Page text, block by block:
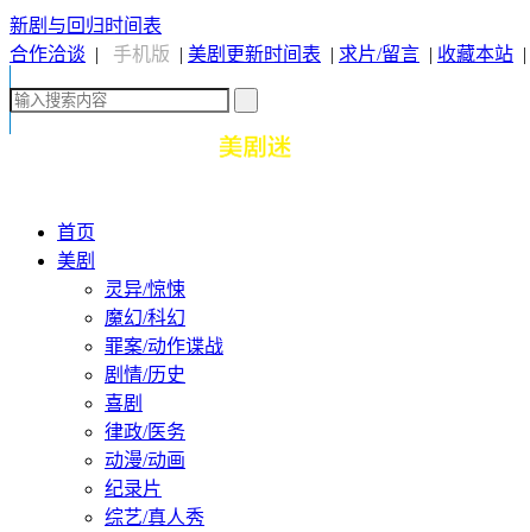
新剧与回归时间表
合作洽谈 | 手机版 | 美剧更新时间表 | 求片/留言 | 收藏本站 |
首页
美剧
灵异/惊悚
魔幻/科幻
罪案/动作谍战
剧情/历史
喜剧
律政/医务
动漫/动画
纪录片
综艺/真人秀